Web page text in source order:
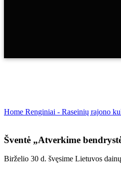
Home Renginiai - Raseinių rajono
Šventė „Atverkime
Birželio 30 d. švęsime Lietuvos